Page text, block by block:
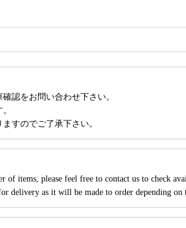
認をお問い合わせ下さい。
すのでご了承下さい。
of items, please feel free to contact us to check
delivery as it will be made to order depending on